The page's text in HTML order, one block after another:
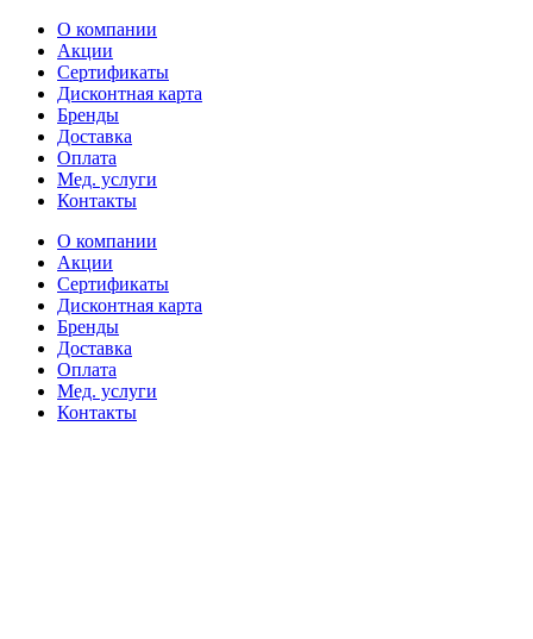
О компании
Акции
Сертификаты
Дисконтная карта
Бренды
Доставка
Оплата
Мед. услуги
Контакты
О компании
Акции
Сертификаты
Дисконтная карта
Бренды
Доставка
Оплата
Мед. услуги
Контакты